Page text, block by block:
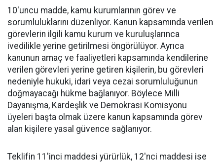
10'uncu madde, kamu kurumlarının görev ve
sorumluluklarını düzenliyor. Kanun kapsamında verilen
görevlerin ilgili kamu kurum ve kuruluşlarınca
ivedilikle yerine getirilmesi öngörülüyor. Ayrıca
kanunun amaç ve faaliyetleri kapsamında kendilerine
verilen görevleri yerine getiren kişilerin, bu görevleri
nedeniyle hukuki, idari veya cezai sorumluluğunun
doğmayacağı hükme bağlanıyor. Böylece Milli
Dayanışma, Kardeşlik ve Demokrasi Komisyonu
üyeleri başta olmak üzere kanun kapsamında görev
alan kişilere yasal güvence sağlanıyor.
Teklifin 11'inci maddesi yürürlük, 12'nci maddesi ise